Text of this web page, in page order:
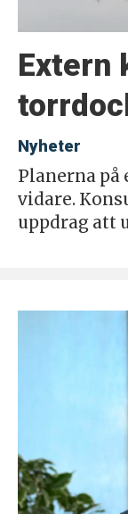
Extern
Nyheter
Planerna på
vidare.
uppdrag att